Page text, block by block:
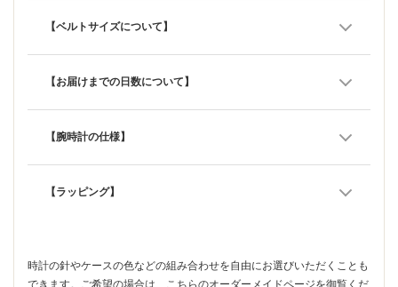
【ベルトサイズについて】
【お届けまでの日数について】
【腕時計の仕様】
【ラッピング】
時計の針やケースの色などの組み合わせを自由にお選びいただくことも
できます。ご希望の場合は、 こちらのオーダーメイドページを御覧くだ